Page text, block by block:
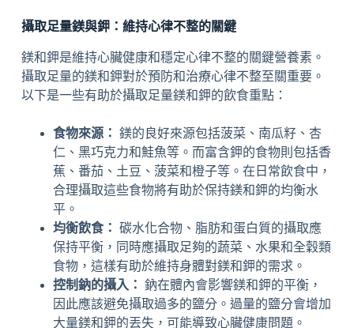
攝取足量鎂與鉀：維持心律不整的關鍵
鎂和鉀是維持心臟健康和穩定心律不整的關鍵營養素。
攝取足量的鎂和鉀對於預防和治療心律不整至關重要。
以下是一些有助於攝取足量鎂和鉀的飲食重點：
食物來源： 鎂的良好來源包括菠菜、南瓜籽、杏
仁、黑巧克力和鮭魚等。而富含鉀的食物則包括香
蕉、番茄、土豆、菠菜和橙子等。在日常飲食中，
合理攝取這些食物將有助於保持鎂和鉀的均衡水
平。
均衡飲食： 碳水化合物、脂肪和蛋白質的攝取應
保持平衡，同時應攝取足夠的蔬菜、水果和全穀類
食物，這樣有助於維持身體對鎂和鉀的需求。
控制鈉的攝入： 鈉在體內會影響鎂和鉀的平衡，
因此應該避免攝取過多的鹽分。過量的鹽分會增加
大量鎂和鉀的丟失，可能導致心臟健康問題。